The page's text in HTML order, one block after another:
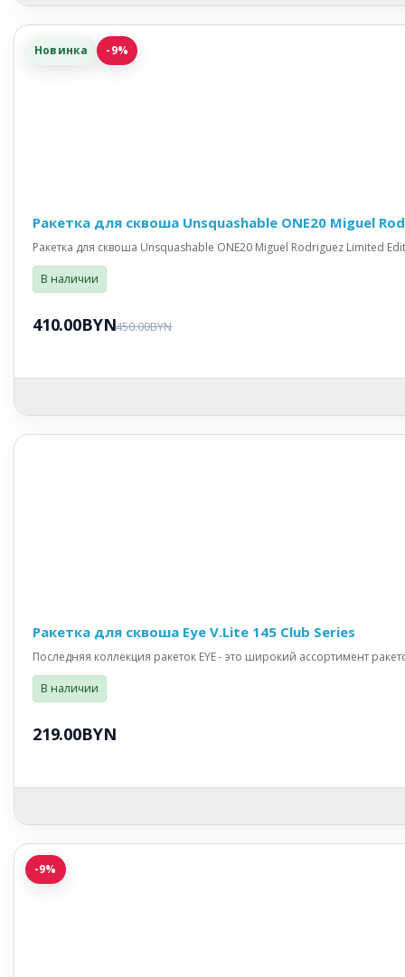
Новинка -9%
Ракетка для сквоша Unsquashable ONE20 Miguel
Ракетка для сквоша Unsquashable ONE20 Miguel Rodriguez Limited
В наличии
410.00BYN450.00BYN
Ракетка для сквоша Eye V.Lite 145 Club Series
Последняя коллекция ракеток EYE - это широкий ассортимент
В наличии
219.00BYN
-9%